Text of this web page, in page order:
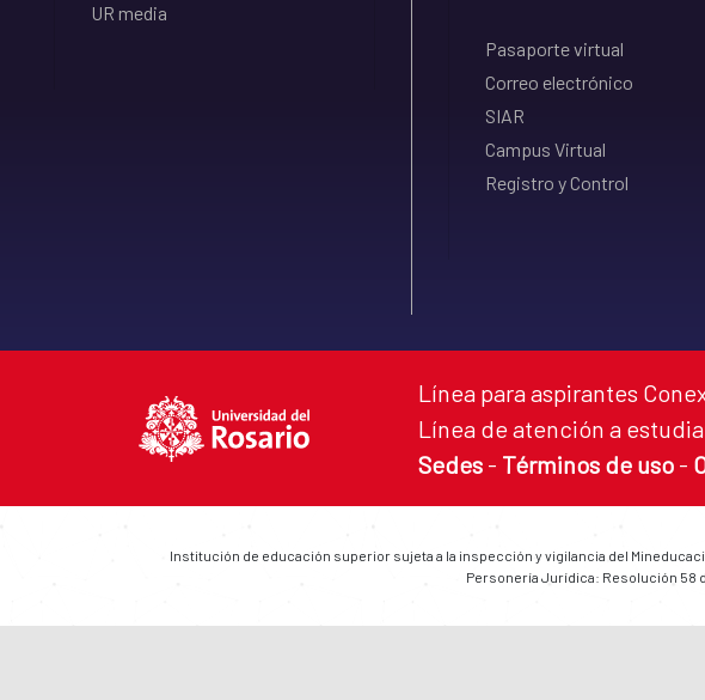
UR media
Pasaporte virtual
Correo electrónico
SIAR
Campus Virtual
Registro y Control
Línea para aspirantes
Línea de atención a
Sedes - Términos de uso -
Institución de educación superior sujeta a la inspección y vigilancia del
Personería Jurídica: Resolución 58